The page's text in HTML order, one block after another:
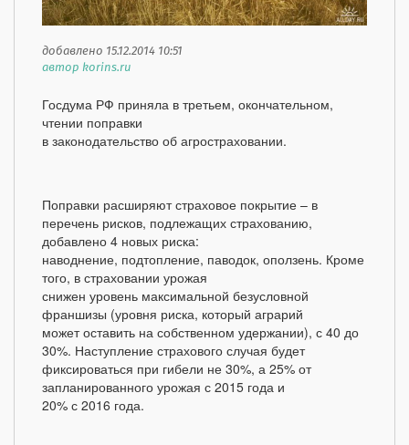
добавлено 15.12.2014 10:51
автор korins.ru
Госдума РФ приняла в третьем, окончательном,
чтении поправки
в законодательство об агростраховании.
Поправки расширяют страховое покрытие – в
перечень рисков, подлежащих страхованию,
добавлено 4 новых риска:
наводнение, подтопление, паводок, оползень. Кроме
того, в страховании урожая
снижен уровень максимальной безусловной
франшизы (уровня риска, который аграрий
может оставить на собственном удержании), с 40 до
30%. Наступление страхового случая будет
фиксироваться при гибели не 30%, а 25% от
запланированного урожая с 2015 года и
20% с 2016 года.